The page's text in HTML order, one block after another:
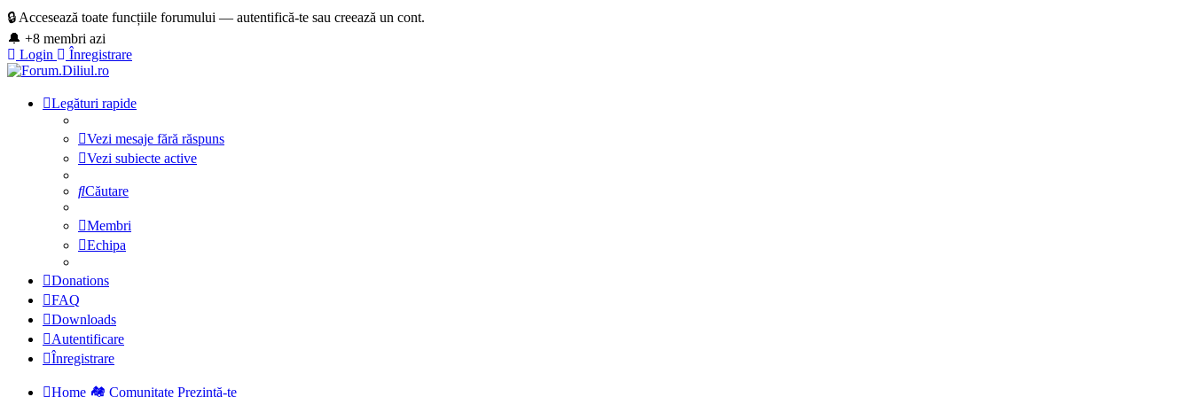
🔒 Accesează toate funcțiile forumului — autentifică-te sau creează un cont.
🔔 +8 membri azi
Login
Înregistrare
Legături rapide
Vezi mesaje fără răspuns
Vezi subiecte active
Căutare
Membri
Echipa
Donations
FAQ
Downloads
Autentificare
Înregistrare
Home 🏘️ Comunitate Prezintă-te